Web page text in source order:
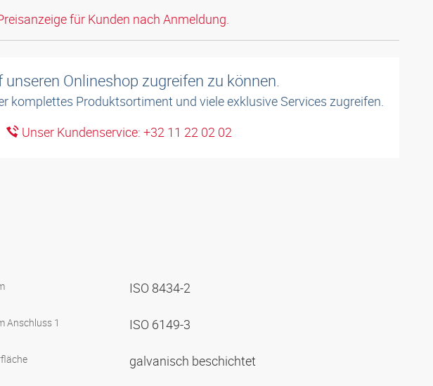
für Kunden nach Anmeldung.
Onlineshop zugreifen zu können.
komplettes Produktsortiment und viele exklusive Services zugreifen.
Unser Kundenservice: +32 11 22 02 02
ISO 8434-2
Anschluss 1 ISO 6149-3
galvanisch beschichtet